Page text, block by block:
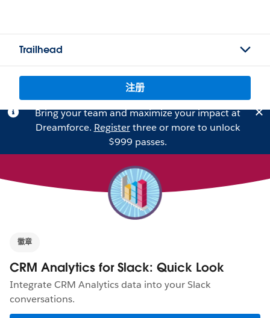
Trailhead
注册
Bring your team and maximize your impact at
Dreamforce. Registerthree or more to unlock
$999 passes.
徽章
CRM Analytics for Slack: Quick Look
Integrate CRM Analytics data into your Slack
conversations.